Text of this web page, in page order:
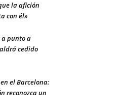
la afición
con él»
a punto a
cedido
el Barcelona:
reconozca un